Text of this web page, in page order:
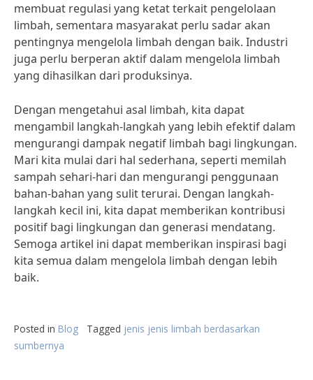
membuat regulasi yang ketat terkait pengelolaan
limbah, sementara masyarakat perlu sadar akan
pentingnya mengelola limbah dengan baik. Industri
juga perlu berperan aktif dalam mengelola limbah
yang dihasilkan dari produksinya.
Dengan mengetahui asal limbah, kita dapat
mengambil langkah-langkah yang lebih efektif dalam
mengurangi dampak negatif limbah bagi lingkungan.
Mari kita mulai dari hal sederhana, seperti memilah
sampah sehari-hari dan mengurangi penggunaan
bahan-bahan yang sulit terurai. Dengan langkah-
langkah kecil ini, kita dapat memberikan kontribusi
positif bagi lingkungan dan generasi mendatang.
Semoga artikel ini dapat memberikan inspirasi bagi
kita semua dalam mengelola limbah dengan lebih
baik.
Posted in Blog Tagged jenis jenis limbah berdasarkan
sumbernya